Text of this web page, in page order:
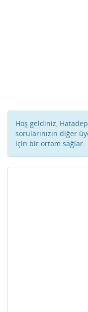
Hoş geldiniz,
sorularınızın diğer
için bir ortam sağlar.